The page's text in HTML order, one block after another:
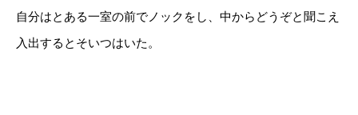
自分はとある一室の前でノックをし、中からどうぞと聞こえ
入出するとそいつはいた。